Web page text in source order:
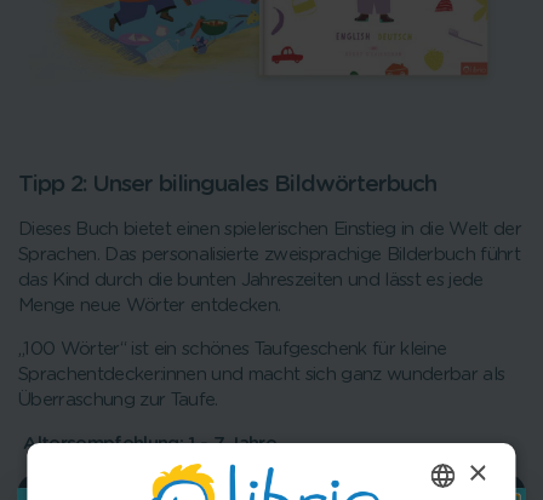
Tipp 2: Unser bilinguales Bildwörterbuch
Dieses Buch bietet einen spielerischen Einstieg in die Welt der
Sprachen. Das personalisierte zweisprachige Bilderbuch führt
das Kind durch die bunten Jahreszeiten und lässt es jede
Menge neue Wörter entdecken.
„100 Wörter“ ist ein schönes Taufgeschenk für kleine
Sprachentdecker:innen und macht sich ganz wunderbar als
Überraschung zur Taufe.
Altersempfehlung: 1 - 7 Jahre
×